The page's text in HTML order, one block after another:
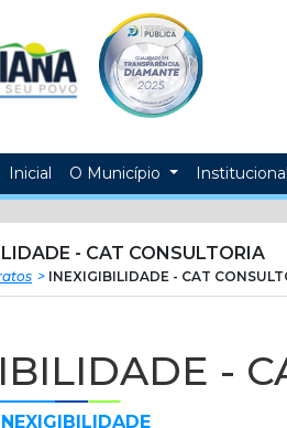
Inicial O Município Institucional
- CAT CONSULTORIA
INEXIGIBILIDADE - CAT
-